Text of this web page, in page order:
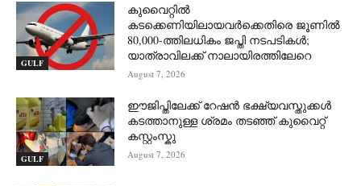
GULF
കുവൈറ്റിൽ
കടക്കെണിയിലായവർക്കെതിരെ ജൂണിൽ
80,000-ത്തിലധികം ജപ്തി നടപടികൾ;
യാത്രാവിലക്ക് നാലായിരത്തിലേറെ
August 7, 2026
GULF
ഈജിപ്തിലേക്ക് റേഷൻ ഭക്ഷ്യവസ്തുക്കൾ
കടത്താനുള്ള ശ്രമം തടഞ്ഞ് കുവൈറ്റ്
കസ്റ്റംസ്കു
August 7, 2026